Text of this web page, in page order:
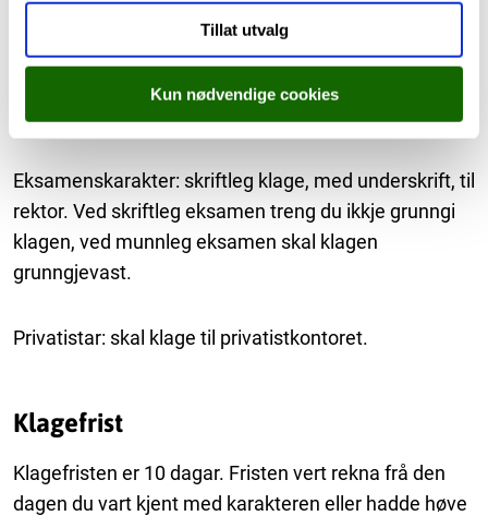
Tillat utvalg
Kun nødvendige cookies
Korleis klage?
Standpunktkarakter:
Eksamenskarakter: skriftleg klage, med underskrift, til
rektor. Ved skriftleg eksamen treng du ikkje grunngi
klagen, ved munnleg eksamen skal klagen
grunngjevast.
Privatistar: skal klage til privatistkontoret.
Klagefrist
Klagefristen er 10 dagar. Fristen vert rekna frå den
dagen du vart kjent med karakteren eller hadde høve